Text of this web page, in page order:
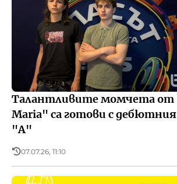
Талантливите момчета от
Maria" са готови с дебютния
"А"
07.07.26, 11:10